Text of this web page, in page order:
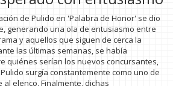
de Pulido en 'Palabra de Honor' se dio
generando una ola de entusiasmo entre
y aquellos que siguen de cerca la
las últimas semanas, se había
quiénes serían los nuevos concursantes,
surgía constantemente como uno de
elenco. Finalmente, dichas